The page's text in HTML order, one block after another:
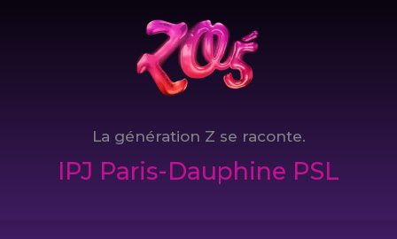
La génération Z se raconte.
IPJ Paris-Dauphine PSL